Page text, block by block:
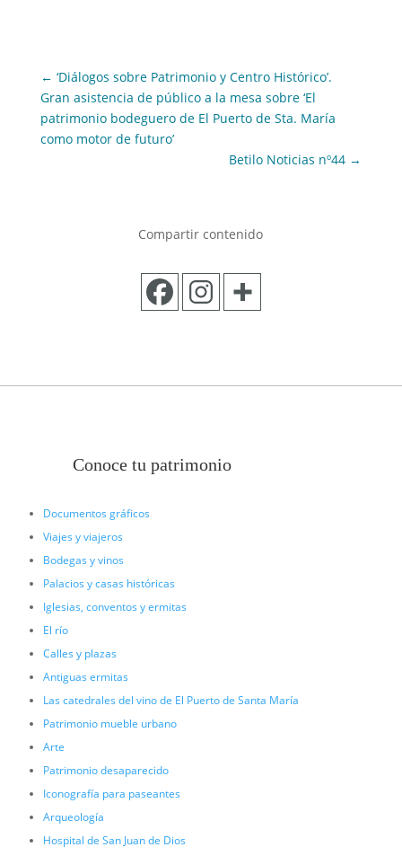
← ‘Diálogos sobre Patrimonio y Centro Histórico’.
Gran asistencia de público a la mesa sobre ‘El
patrimonio bodeguero de El Puerto de Sta. María
como motor de futuro’
Betilo Noticias nº44 →
Compartir contenido
Conoce tu patrimonio
Documentos gráficos
Viajes y viajeros
Bodegas y vinos
Palacios y casas históricas
Iglesias, conventos y ermitas
El río
Calles y plazas
Antiguas ermitas
Las catedrales del vino de El Puerto de Santa María
Patrimonio mueble urbano
Arte
Patrimonio desaparecido
Iconografía para paseantes
Arqueología
Hospital de San Juan de Dios